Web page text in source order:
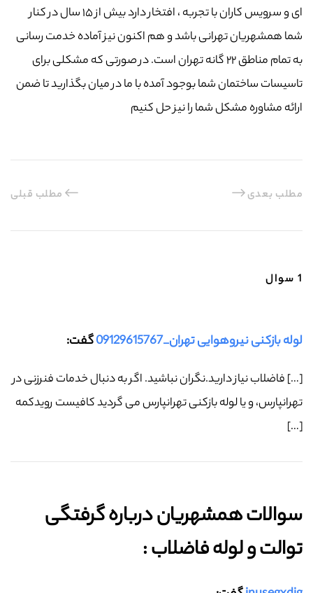
ای و سرویس کاران با تجربه ، افتخار دارد بیش از ۱۵ سال در کنار
شما همشهریان تهرانی باشد و هم اکنون نیز آماده خدمت رسانی
به تمام مناطق ۲۲ گانه تهران است. در صورتی که مشکلی برای
تاسیسات ساختمان شما بوجود آمده با ما در میان بگذارید تا ضمن
ارائه مشاوره مشکل شما را نیز حل کنیم
مطلب قبلی مطلب بعدی
1 سوال
لوله بازکنی نیروهوایی تهران_09129615767 گفت:
[…] فاضلاب نیاز دارید.نگران نباشید. اگر به دنبال خدمات فنرزنی در
تهرانپارس، و یا لوله بازکنی تهرانپارس می گردید کافیست رویدکمه
[…]
سوالات همشهریان درباره گرفتگی
توالت و لوله فاضلاب :‌